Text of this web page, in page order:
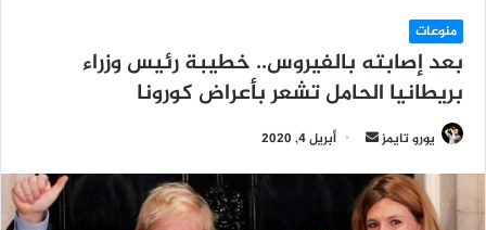
منوعات
بعد إصابته بالفيروس.. خطيبة رئيس وزراء
بريطانيا الحامل تشعر بأعراض كورونا
يورو تايمز
س
ل
أبريل 4, 2020